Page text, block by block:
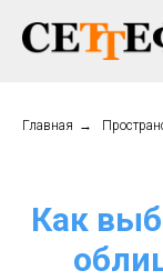
Главная →
Как